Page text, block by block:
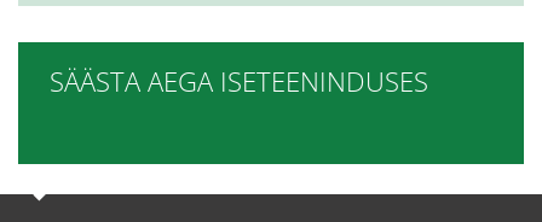
SÄÄSTA AEGA ISETEENINDUSES